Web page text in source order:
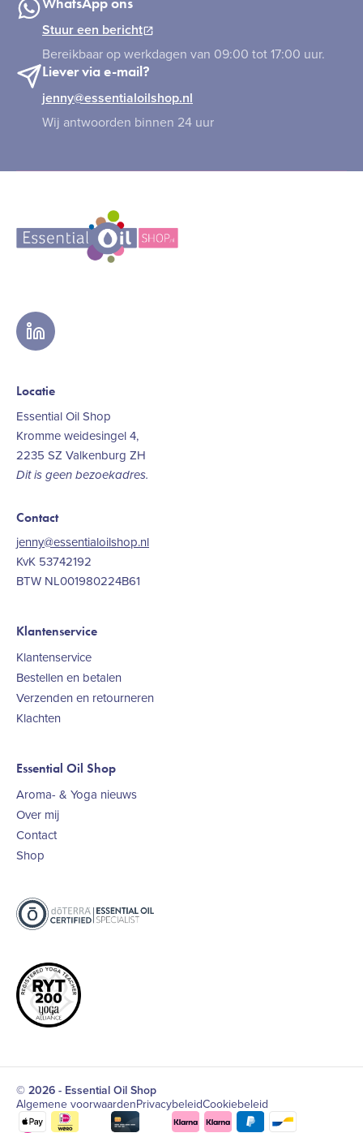
Stuur een bericht
Bereikbaar op werkdagen van 09:00 tot 17:00 uur.
Liever via e-mail?
jenny@essentialoilshop.nl
Wij antwoorden binnen 24 uur
linkedin
Locatie
Essential Oil Shop
Kromme weidesingel 4,
2235 SZ Valkenburg ZH
Dit is geen bezoekadres.
Contact
jenny@essentialoilshop.nl
KvK 53742192
BTW NL001980224B61
Klantenservice
Klantenservice
Bestellen en betalen
Verzenden en retourneren
Klachten
Essential Oil Shop
Aroma- & Yoga nieuws
Over mij
Contact
Shop
© 2026 - Essential Oil Shop
Algemene voorwaardenPrivacybeleidCookiebeleid